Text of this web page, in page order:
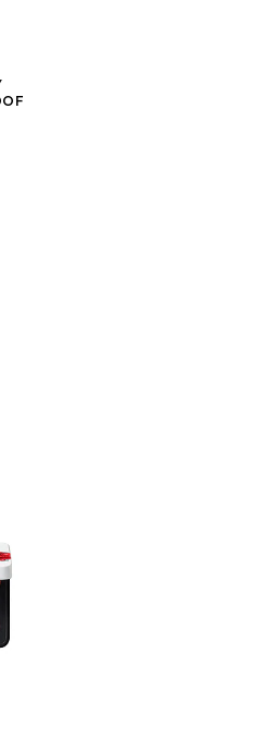
ICON TO SEE MORE OPTIONS
D'OMBRES À PAUPIÈRES